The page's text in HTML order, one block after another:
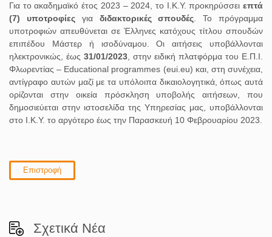
Για το ακαδημαϊκό έτος 2023 – 2024, το Ι.Κ.Υ. προκηρύσσει επτά
(7) υποτροφίεςγια διδακτορικές σπουδές. Το πρόγραμμα
υποτροφιών απευθύνεται σε Έλληνες κατόχους τίτλου σπουδών
επιπέδου Μάστερ ή ισοδύναμου. Οι αιτήσεις υποβάλλονται
ηλεκτρονικώς, έως 31/01/2023, στην ειδική πλατφόρμα του Ε.Π.Ι.
Φλωρεντίας – Educational programmes (eui.eu) και, στη συνέχεια,
αντίγραφο αυτών μαζί με τα υπόλοιπα δικαιολογητικά, όπως αυτά
ορίζονται στην οικεία πρόσκληση υποβολής αιτήσεων, που
δημοσιεύεται στην ιστοσελίδα της Υπηρεσίας μας, υποβάλλονται
στο Ι.Κ.Υ. το αργότερο έως την Παρασκευή 10 Φεβρουαρίου 2023.
Επιστροφή
Σχετικά Νέα